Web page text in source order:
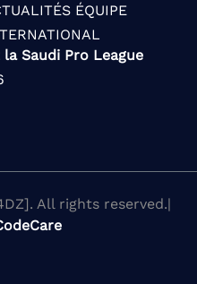
ÉQUIPE
Saudi Pro League
All rights reserved.|